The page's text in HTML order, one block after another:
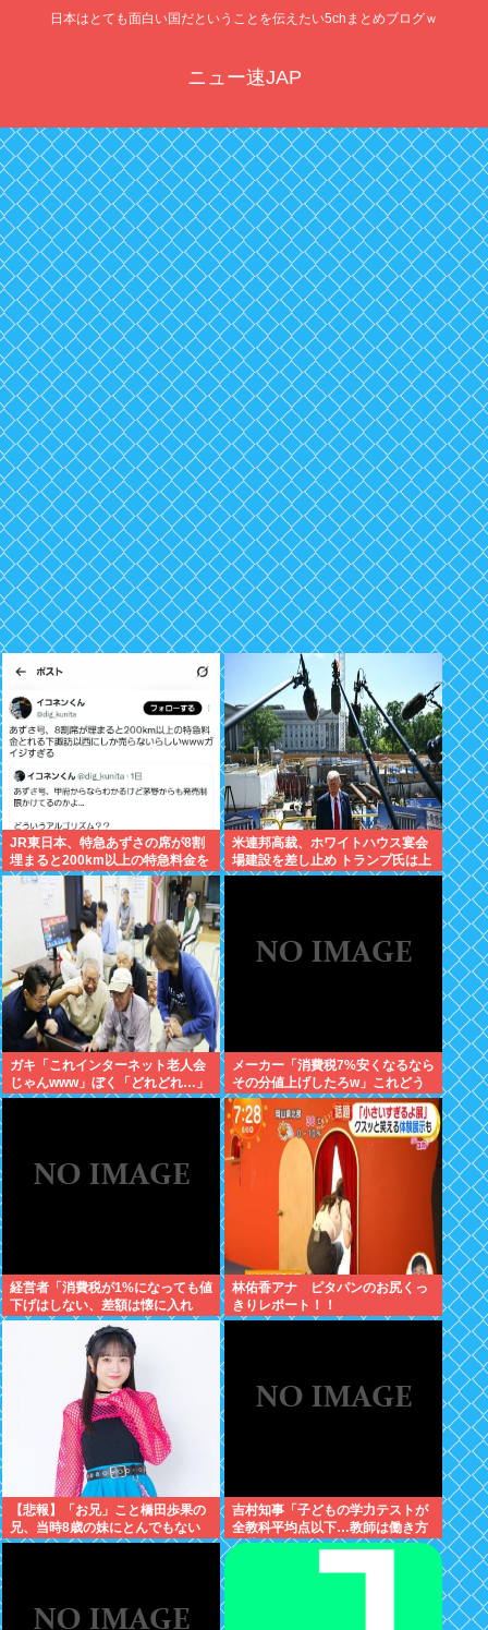
日本はとても面白い国だということを伝えたい5chまとめブログｗ
ニュー速JAP
JR東日本、特急あずさの席が8割
埋まると200km以上の特急料金を
取れる下諏訪以西からの客にしか
売らない模様
米連邦高裁、ホワイトハウス宴会
場建設を差し止め トランプ氏は上
訴へ 建設中なんだがどうなるの?
ガキ「これインターネット老人会
じゃんwww」ぼく「どれどれ…」
ガキ「ニコニコ！らきすた！ボカ
メーカー「消費税7%安くなるなら
その分値上げしたろw」これどう
すんの？
経営者「消費税が1%になっても値
下げはしない、差額は懐に入れ
る」
林佑香アナ ピタパンのお尻くっ
きりレポート！！
【悲報】「お兄」こと橋田歩果の
兄、当時8歳の妹にとんでもない
ことを頼む
吉村知事「子どもの学力テストが
全教科平均点以下…教師は働き方
改革とか言ってないでどうにかし